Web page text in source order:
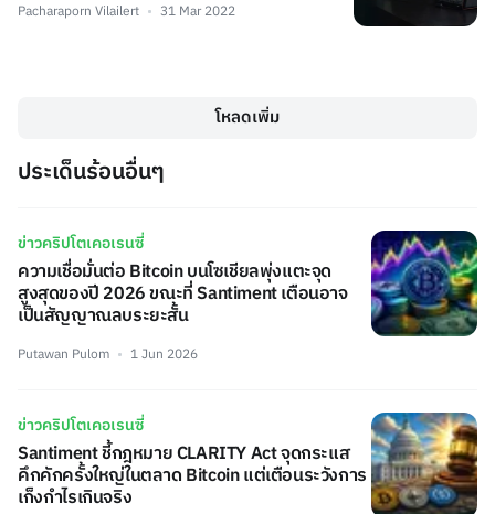
Pacharaporn Vilailert 31 Mar 2022
โหลดเพิ่ม
ประเด็นร้อนอื่นๆ
ข่าวคริปโตเคอเรนซี่
ความเชื่อมั่นต่อ Bitcoin บนโซเชียลพุ่งแตะจุด
สูงสุดของปี 2026 ขณะที่ Santiment เตือนอาจ
เป็นสัญญาณลบระยะสั้น
Putawan Pulom 1 Jun 2026
ข่าวคริปโตเคอเรนซี่
Santiment ชี้กฎหมาย CLARITY Act จุดกระแส
คึกคักครั้งใหญ่ในตลาด Bitcoin แต่เตือนระวังการ
เก็งกำไรเกินจริง